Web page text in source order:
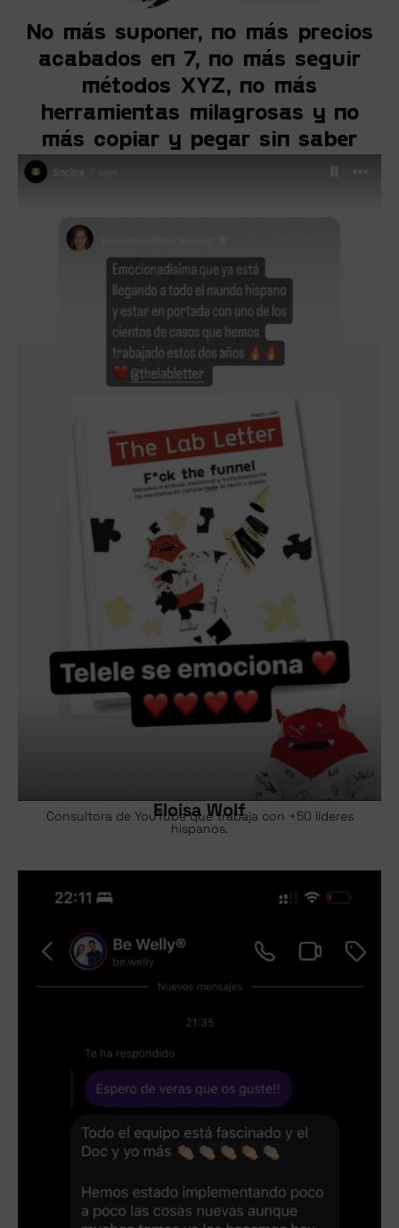
No más suponer, no más precios
acabados en 7, no más seguir
métodos XYZ, no más
herramientas milagrosas y no
más copiar y pegar sin saber
Eloisa Wolf
Consultora de YouTube que trabaja con +50 líderes
hispanos.